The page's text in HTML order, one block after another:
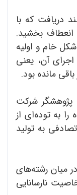
دریافت که با
انعطاف بخشید.
شکل خام و اولیه
آن، یعنی
مانده بود.
شرکت
به توده‌ای از
به تولید
در میان رشته‌های
نارسانایی